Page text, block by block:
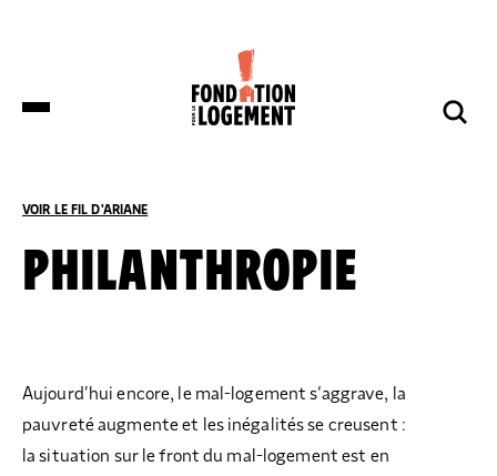
NOTRE ORGANISATION
NOS IMPLANTATIONS RÉGIONALES
NOS COMPTES
IMPACTS ET SUCCÈS
PRODUIRE DU LOGEMENT SOCIAL
LUTTER CONTRE L’HABITAT INDIGNE
NOS ACTUALITÉS
NOS PUBLICATIONS
DONNER
DON RÉGULIER
TRANSMETTRE SON PATRIMOINE
VOIR LE FIL D'ARIANE
ACCUEIL NOUS SOUTENIR
PHILANTHROPIE
Aujourd’hui encore, le mal-logement s‘aggrave, la
pauvreté augmente et les inégalités se creusent :
la situation sur le front du mal-logement est en